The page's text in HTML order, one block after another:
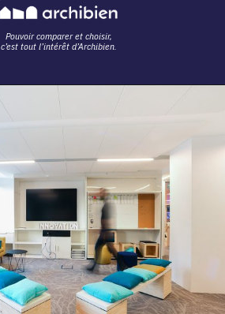
Pouvoir comparer et choisir,
c’est tout l’intérêt d’Archibien.